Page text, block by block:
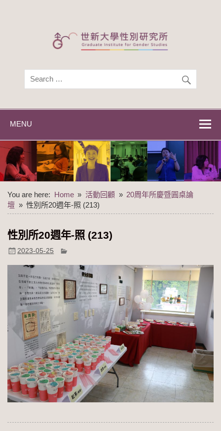
世新大學性別研
世新大學性別研究所
MENU
You are here: Home 活動回顧
20周年所慶暨圓桌論
壇
性別所20週年-照 (213)
性別所20週年-照 (213)
2023-05-25